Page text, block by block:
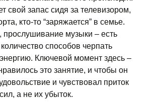
свой запас сидя за телевизором,
кто-то “заряжается” в семье.
прослушивание музыки – есть
способов черпать
Ключевой момент здесь –
это занятие, и чтобы он
и чувствовал приток
а не их убыток.